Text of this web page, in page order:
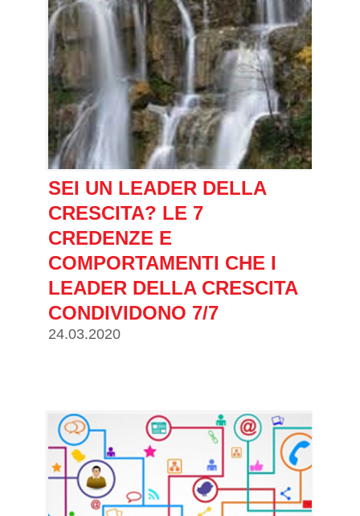
SEI UN LEADER DELLA
CRESCITA? LE 7
CREDENZE E
COMPORTAMENTI CHE I
LEADER DELLA CRESCITA
CONDIVIDONO 7/7
24.03.2020